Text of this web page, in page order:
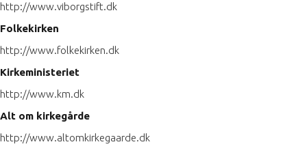
http://www.viborgstift.dk
Folkekirken
http://www.folkekirken.dk
Kirkeministeriet
http://www.km.dk
Alt om kirkegårde
http://www.altomkirkegaarde.dk